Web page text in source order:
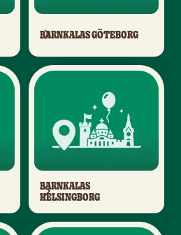
BARNKALAS GÖTEBORG
BARNKALAS
HELSINGBORG